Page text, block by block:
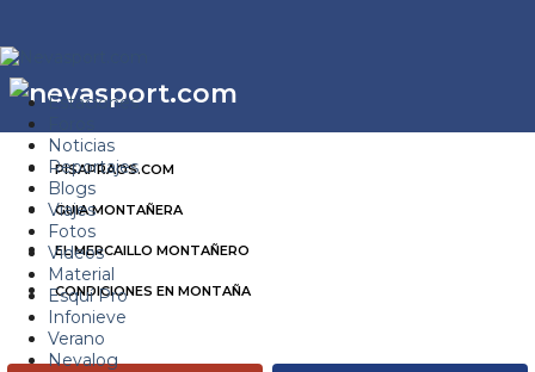
Estaciones
Noticias
Reportajes
Blogs
Viajes
Fotos
Videos
Material
Esquí Pro
Infonieve
Verano
Nevalog
PISAPRAOS.COM
GUIA MONTAÑERA
EL MERCAILLO MONTAÑERO
CONDICIONES EN MONTAÑA